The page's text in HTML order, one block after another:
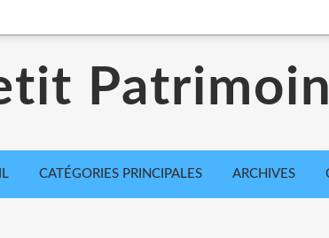
CATÉGORIES PRINCIPALES ARCHIVES